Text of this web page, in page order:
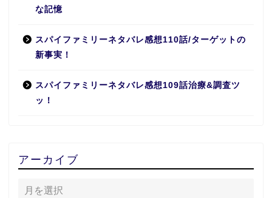
な記憶
スパイファミリーネタバレ感想110話/ターゲットの
新事実！
スパイファミリーネタバレ感想109話治療&調査ツ
ッ！
アーカイブ